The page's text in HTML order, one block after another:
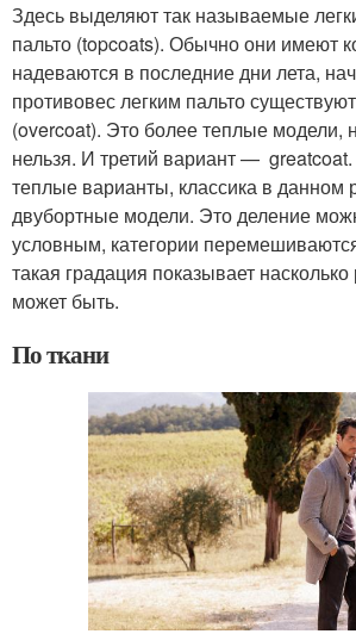
Здесь выделяют так называемые
пальто (topcoats). Обычно они имеют
надеваются в последние дни лета,
противовес легким пальто
(overcoat). Это более теплые модели,
нельзя. И третий вариант —
теплые варианты, классика в данном
двубортные модели. Это деление
условным, категории
такая градация показывает
может быть.
По ткани